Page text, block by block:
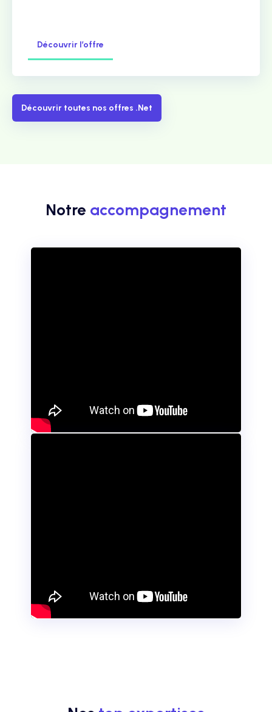
Découvrir l’offre
Découvrir toutes nos offres .Net
Notre accompagnement